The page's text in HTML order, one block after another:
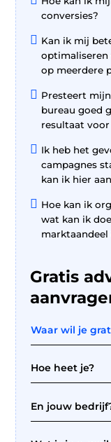
conversies?
 Kan ik mij
optimaliseren
op meerdere
 Presteert
bureau goed
resultaat
 Ik heb het
campagnes
kan ik hier
 Hoe kan ik
wat kan ik
marktaandeel
Gratis